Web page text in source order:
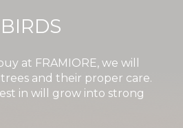
at FRAMIORE, we will
and their proper care.
in will grow into strong